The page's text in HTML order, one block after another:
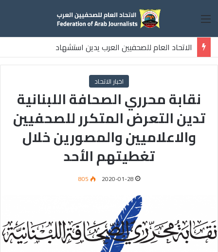
القائمة
الاتحاد العام للصحفيين العرب يدين استشهاد
ثلاثة صحفيين فلسطينيين باستهداف إسرائيلي وسط قطاع غزة
اخبار الاتحاد
نقابة محرري الصحافة اللبنانية
تدين التعرض المتكرر للصحفيين
والاعلاميين والمصورين خلال
تغطيتهم الأحد
2020-01-28
805